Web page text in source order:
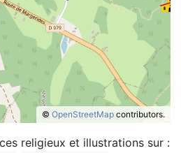
© OpenStreetMap contributors.
religieux et illustrations sur :